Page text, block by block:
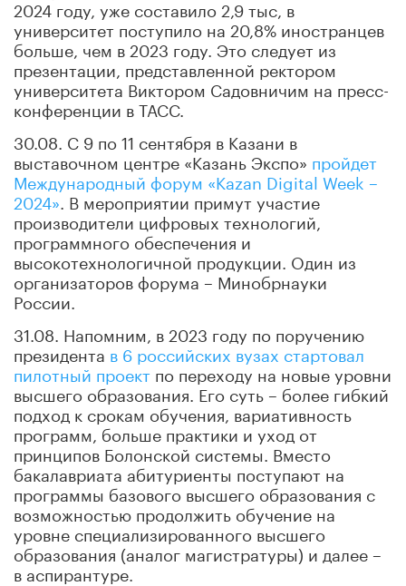
2024 году, уже составило 2,9 тыс, в
университет поступило на 20,8% иностранцев
больше, чем в 2023 году. Это следует из
презентации, представленной ректором
университета Виктором Садовничим на пресс-
конференции в ТАСС.
30.08. С 9 по 11 сентября в Казани в
выставочном центре «Казань Экспо» пройдет
Международный форум «Kazan Digital Week –
2024». В мероприятии примут участие
производители цифровых технологий,
программного обеспечения и
высокотехнологичной продукции. Один из
организаторов форума – Минобрнауки
России.
31.08. Напомним, в 2023 году по поручению
президента в 6 российских вузах стартовал
пилотный проект по переходу на новые уровни
высшего образования. Его суть – более гибкий
подход к срокам обучения, вариативность
программ, больше практики и уход от
принципов Болонской системы. Вместо
бакалавриата абитуриенты поступают на
программы базового высшего образования с
возможностью продолжить обучение на
уровне специализированного высшего
образования (аналог магистратуры) и далее –
в аспирантуре.